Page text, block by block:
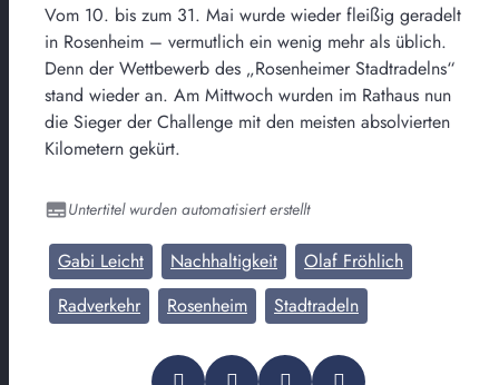
Vom 10. bis zum 31. Mai wurde wieder fleißig geradelt
in Rosenheim – vermutlich ein wenig mehr als üblich.
Denn der Wettbewerb des „Rosenheimer Stadtradelns“
stand wieder an. Am Mittwoch wurden im Rathaus nun
die Sieger der Challenge mit den meisten absolvierten
Kilometern gekürt.
Untertitel wurden automatisiert erstellt
Gabi Leicht Nachhaltigkeit
Olaf Fröhlich
Radverkehr
Rosenheim Stadtradeln